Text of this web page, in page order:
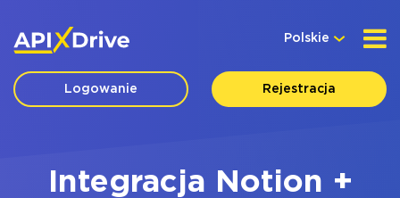
Polskie
Logowanie Rejestracja
Integracja Notion +